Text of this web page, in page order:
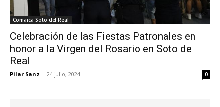
Comarca Soto del Real
Celebración de las Fiestas Patronales en
honor a la Virgen del Rosario en Soto del
Real
Pilar Sanz - 24 julio, 2024 0